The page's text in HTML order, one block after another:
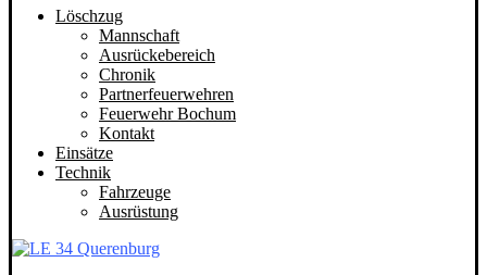
Löschzug
Mannschaft
Ausrückebereich
Chronik
Partnerfeuerwehren
Feuerwehr Bochum
Kontakt
Einsätze
Technik
Fahrzeuge
Ausrüstung